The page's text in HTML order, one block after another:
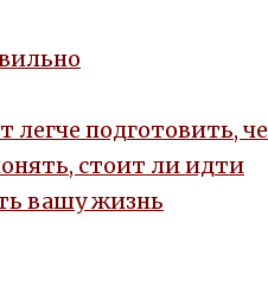
подготовить,
стоит ли идти
вашу жизнь